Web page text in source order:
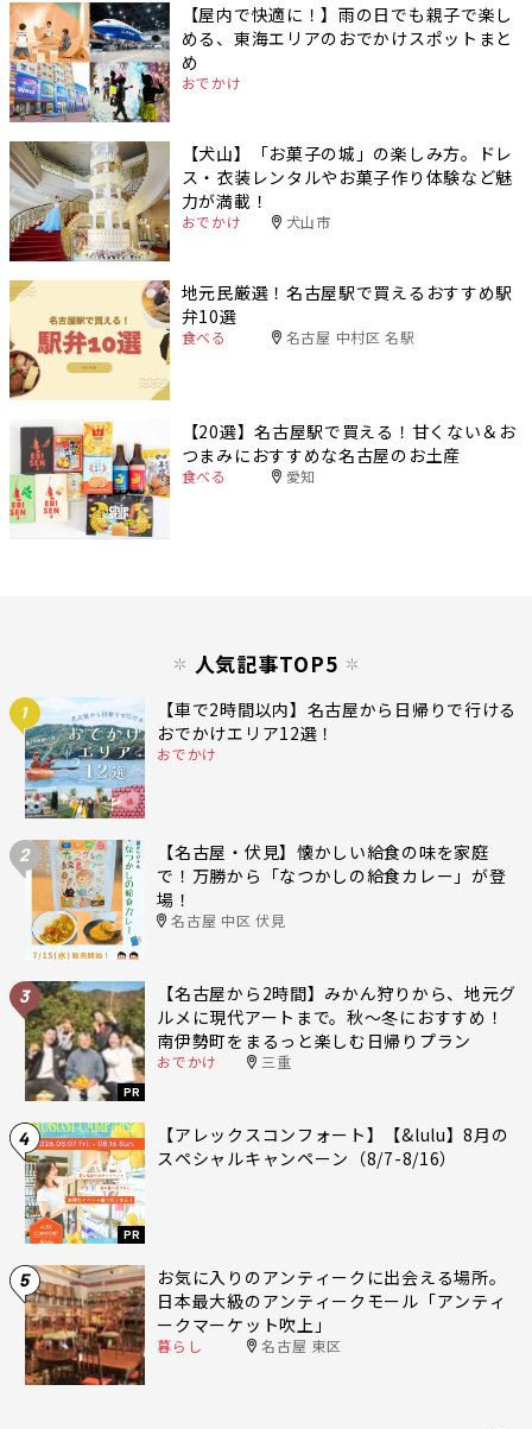
【屋内で快適に！】雨の日でも親子で楽し
める、東海エリアのおでかけスポットまと
め
おでかけ
【犬山】「お菓子の城」の楽しみ方。ドレ
ス・衣装レンタルやお菓子作り体験など魅
力が満載！
おでかけ 犬山市
地元民厳選！名古屋駅で買えるおすすめ駅
弁10選
食べる 名古屋 中村区 名駅
【20選】名古屋駅で買える！甘くない＆お
つまみにおすすめな名古屋のお土産
食べる 愛知
人気記事TOP5
1
【車で2時間以内】名古屋から日帰りで行ける
おでかけエリア12選！
おでかけ
2
【名古屋・伏見】懐かしい給食の味を家庭
で！万勝から「なつかしの給食カレー」が登
場！
名古屋 中区 伏見
3
PR
【名古屋から2時間】みかん狩りから、地元グ
ルメに現代アートまで。秋〜冬におすすめ！
南伊勢町をまるっと楽しむ日帰りプラン
おでかけ 三重
4
PR
【アレックスコンフォート】【&lulu】8月の
スペシャルキャンペーン（8/7-8/16）
5
お気に入りのアンティークに出会える場所。
日本最大級のアンティークモール「アンティ
ークマーケット吹上」
暮らし 名古屋 東区